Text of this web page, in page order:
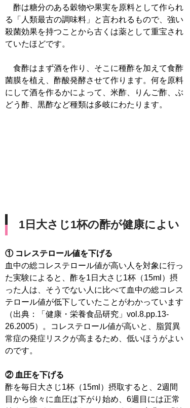
酢は糖分のある穀物や果実を原料として作られ
る「人類最古の調味料」と言われるもので、強い
殺菌効果を持つことから古くは薬として重宝され
ていたほどです。
食酢はまず酒を作り、そこに種酢を加えて食酢
菌膜を植え、酢酸発酵させて作ります。何を原料
にして酒を作るかによって、米酢、りんご酢、ぶ
どう酢、黒酢など種類は多岐にわたります。
1日大さじ1杯の酢が健康によい
① コレステロール値を下げる
血中の総コレステロール値が高い人を対象に行っ
た実験によると、酢を1日大さじ1杯（15ml）摂
った人は、そうでない人に比べて血中の総コレス
テロール値が低下していたことがわかっています
（出典：「健康・栄養食品研究」vol.8.pp.13-
26.2005）。コレステロール値が高いと、脂質異
常症の発症リスクが高まるため、低いほうがよい
のです。
② 血圧を下げる
酢を毎日大さじ1杯（15ml）摂取すると、2週間
目から徐々に血圧は下がり始め、6週目には正常